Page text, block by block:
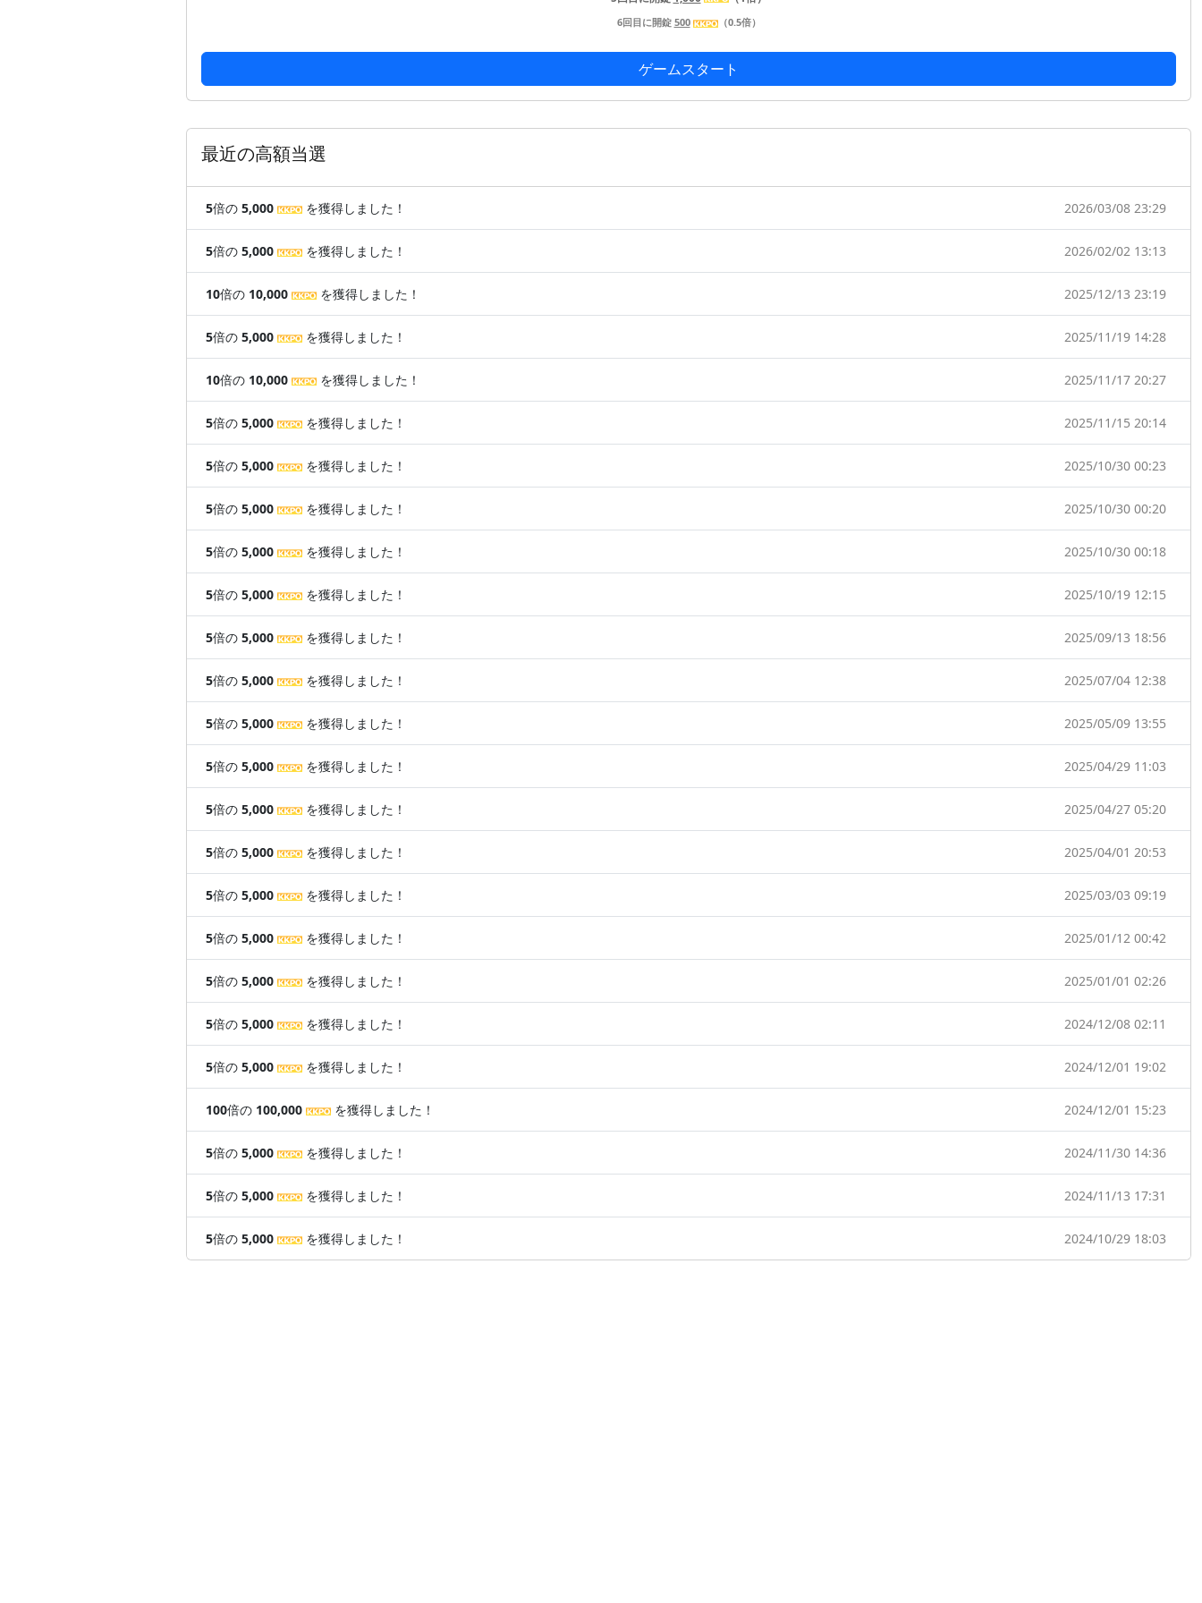
6回目に開錠 500 （0.5倍）
最近の高額当選
5倍の 5,000 を獲得しました！ 2026/03/08 23:29
5倍の 5,000 を獲得しました！ 2026/02/02 13:13
10倍の 10,000 を獲得しました！ 2025/12/13 23:19
5倍の 5,000 を獲得しました！ 2025/11/19 14:28
10倍の 10,000 を獲得しました！ 2025/11/17 20:27
5倍の 5,000 を獲得しました！ 2025/11/15 20:14
5倍の 5,000 を獲得しました！ 2025/10/30 00:23
5倍の 5,000 を獲得しました！ 2025/10/30 00:20
5倍の 5,000 を獲得しました！ 2025/10/30 00:18
5倍の 5,000 を獲得しました！ 2025/10/19 12:15
5倍の 5,000 を獲得しました！ 2025/09/13 18:56
5倍の 5,000 を獲得しました！ 2025/07/04 12:38
5倍の 5,000 を獲得しました！ 2025/05/09 13:55
5倍の 5,000 を獲得しました！ 2025/04/29 11:03
5倍の 5,000 を獲得しました！ 2025/04/27 05:20
5倍の 5,000 を獲得しました！ 2025/04/01 20:53
5倍の 5,000 を獲得しました！ 2025/03/03 09:19
5倍の 5,000 を獲得しました！ 2025/01/12 00:42
5倍の 5,000 を獲得しました！ 2025/01/01 02:26
5倍の 5,000 を獲得しました！ 2024/12/08 02:11
5倍の 5,000 を獲得しました！ 2024/12/01 19:02
100倍の 100,000 を獲得しました！ 2024/12/01 15:23
5倍の 5,000 を獲得しました！ 2024/11/30 14:36
5倍の 5,000 を獲得しました！ 2024/11/13 17:31
5倍の 5,000 を獲得しました！ 2024/10/29 18:03